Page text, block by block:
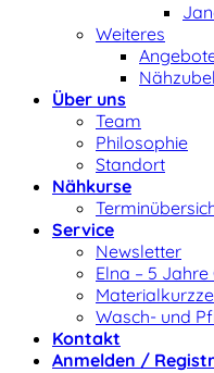
Weiteres
Über uns
Team
Philosophie
Standort
Nähkurse
Service
Newsletter
Elna – 5
Wasch- und
Kontakt
Anmelden /